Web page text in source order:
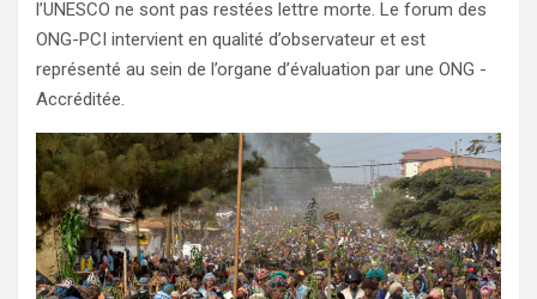
l’UNESCO ne sont pas restées lettre morte. Le forum des
ONG-PCI intervient en qualité d’observateur et est
représenté au sein de l’organe d’évaluation par une ONG -
Accréditée.